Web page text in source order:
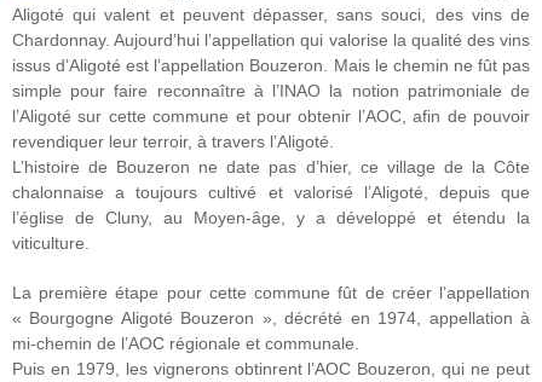
Aligoté qui valent et peuvent dépasser, sans souci, des vins de
Chardonnay. Aujourd’hui l’appellation qui valorise la qualité des vins
issus d’Aligoté est l’appellation Bouzeron. Mais le chemin ne fût pas
simple pour faire reconnaître à l’INAO la notion patrimoniale de
l’Aligoté sur cette commune et pour obtenir l’AOC, afin de pouvoir
revendiquer leur terroir, à travers l’Aligoté.
L’histoire de Bouzeron ne date pas d’hier, ce village de la Côte
chalonnaise a toujours cultivé et valorisé l’Aligoté, depuis que
l’église de Cluny, au Moyen-âge, y a développé et étendu la
viticulture.
La première étape pour cette commune fût de créer l’appellation
« Bourgogne Aligoté Bouzeron », décrété en 1974, appellation à
mi-chemin de l’AOC régionale et communale.
Puis en 1979, les vignerons obtinrent l’AOC Bouzeron, qui ne peut